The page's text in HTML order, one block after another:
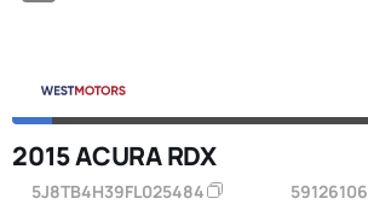
2015 ACURA RDX
5J8TB4H39FL025484 59126106